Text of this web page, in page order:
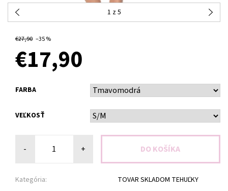
1 z 5
€27,90 –35 %
€17,90
FARBA
VEĽKOSŤ
- +
Kategória: TOVAR SKLADOM TEHUĽKY